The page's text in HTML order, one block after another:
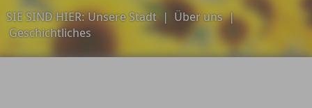
SIE SIND HIER:Unsere Stadt| Über uns|
Geschichtliches